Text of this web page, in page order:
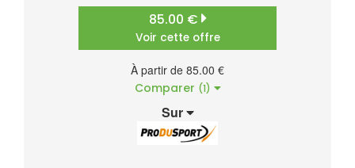
85.00 €
Voir cette offre
À partir de 85.00 €
Comparer (1)
Sur